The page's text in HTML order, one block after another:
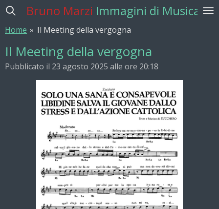
Vai
contenuto
principale
Bruno Marzi Immagini di Musica
Home » Il Meeting della vergogna
Il Meeting della vergogna
Pubblicato il 23 agosto 2025 alle ore 20:18